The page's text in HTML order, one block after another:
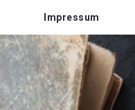
Impressum